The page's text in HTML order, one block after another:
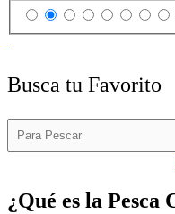
Busca tu Favorito
¿Qué es la Pesca